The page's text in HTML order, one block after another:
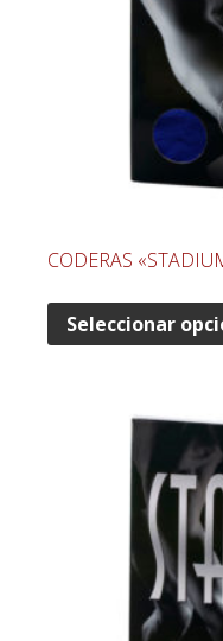
CODERAS
Seleccionar